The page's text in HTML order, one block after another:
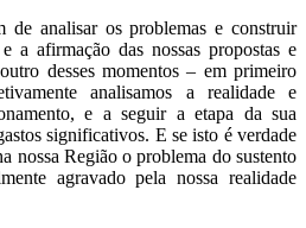
de analisar os problemas e construir
a afirmação das nossas propostas e
desses momentos – em primeiro
analisamos a realidade e
e a seguir a etapa da sua
significativos. E se isto é verdade
nossa Região o problema do sustento
agravado pela nossa realidade